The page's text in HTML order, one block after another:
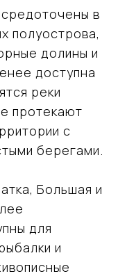
в
полуострова,
долины и
доступна
реки
протекают
с
берегами.
Большая и
для
и